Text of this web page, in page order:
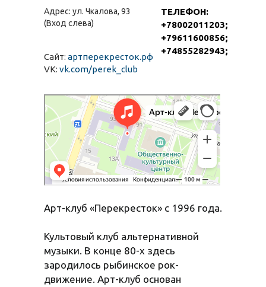
Адрес: ул. Чкалова, 93
(Вход слева)
Арт-клуб «Перекресток» с 1996 года.
Культовый клуб альтернативной
музыки. В конце 80-х здесь
зародилось рыбинское рок-
движение. Арт-клуб основан
ТЕЛЕФОН:
+78002011203;
+79611600856;
+74855282943;
Арт-клуб Перекресток
Концертный зал в Рыбинске
Бар, паб в Рыбинске
Сайт: артперекресток.рф
VK: vk.com/perek_club